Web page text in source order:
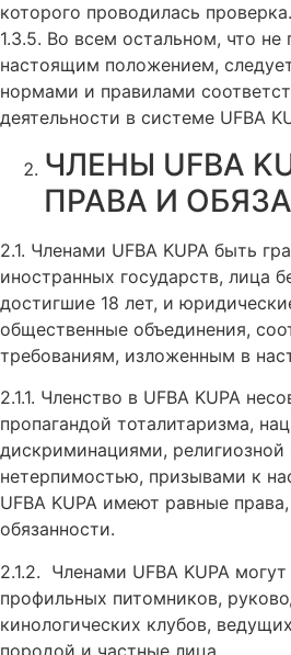
которого проводилась проверка.
1.3.5. Во всем остальном, что не
настоящим положением,
нормами и правилами
деятельности в системе UFBA
ЧЛЕНЫ UFBA
ПРАВА И
2.1. Членами UFBA KUPA быть
иностранных государств, лица
достигшие 18 лет, и
общественные объединения,
требованиям, изложенным в
2.1.1. Членство в UFBA KUPA
пропагандой тоталитаризма,
дискриминациями, религиозной
нетерпимостью, призывами к
UFBA KUPA имеют равные
обязанности.
2.1.2. Членами UFBA KUPA
профильных питомников,
кинологических клубов,
породой и частные лица.